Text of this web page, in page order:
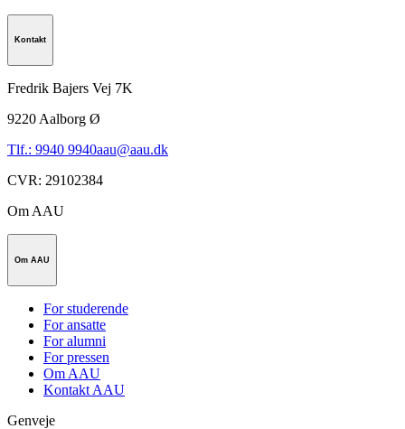
Kontakt
Fredrik Bajers Vej 7K
9220 Aalborg Ø
Tlf.: 9940 9940aau@aau.dk
CVR: 29102384
Om AAU
Om AAU
For studerende
For ansatte
For alumni
For pressen
Om AAU
Kontakt AAU
Genveje